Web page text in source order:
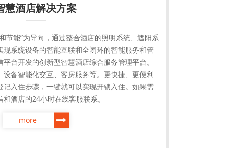
慧酒店解决方案
节能”为导向，通过整合酒店的照明系统、遮阳系
系统设备的智能互联和全闭环的智能服务和管
台开发的创新型智慧酒店综合服务管理平台。
备智能化交互、客房服务等。更快捷、更便利
记入住步骤，一键就可以实现开锁入住。如果需
酒店的24小时在线客服联系。
more